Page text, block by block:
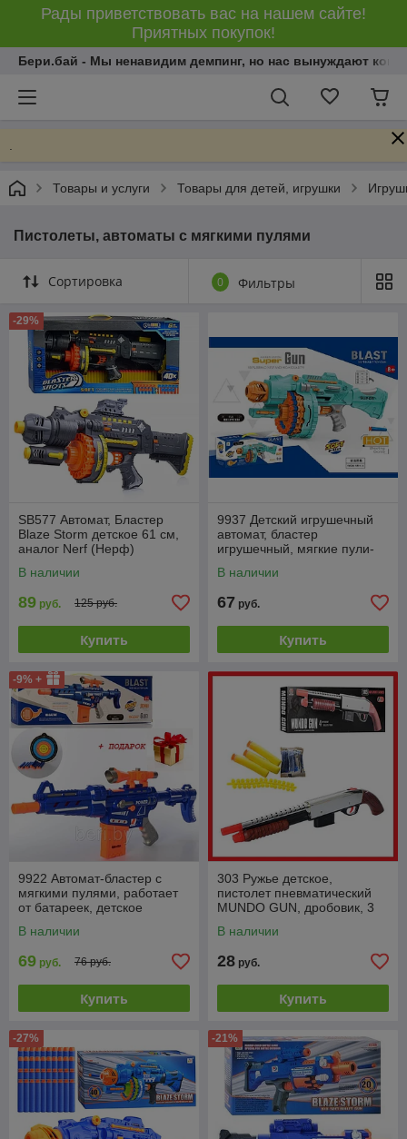
Рады приветствовать вас на нашем сайте!
Приятных покупок!
Бери.бай - Мы ненавидим демпинг, но нас вынуждают
Товары и услуги Товары для детей, игрушки
Пистолеты, автоматы с мягкими пулями
Сортировка 0 Фильтры
-29%
SB577 Автомат, Бластер
Blaze Storm детское 61 см,
аналог Nerf (Нерф)
В наличии
89 руб. 125 руб.
Купить
9937 Детский игрушечный
автомат, бластер
игрушечный, мягкие пули-
В наличии
67 руб.
Купить
-9% +
9922 Автомат-бластер с
мягкими пулями, работает
от батареек, детское
Nerf, мишень
В наличии
69 руб. 76 руб.
Купить
303 Ружье детское,
пистолет пневматический
MUNDO GUN, дробовик, 3
В наличии
28 руб.
Купить
-27% -21%